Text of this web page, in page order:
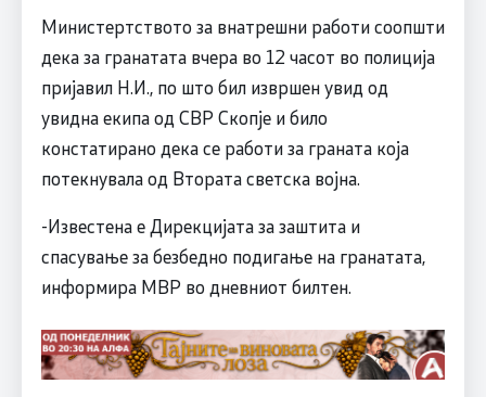
Министертството за внатрешни работи соопшти
дека за гранатата вчера во 12 часот во полиција
пријавил Н.И., по што бил извршен увид од
увидна екипа од СВР Скопје и било
констатирано дека се работи за граната која
потекнувала од Втората светска војна.
-Известена е Дирекцијата за заштита и
спасување за безбедно подигање на гранатата,
информира МВР во дневниот билтен.